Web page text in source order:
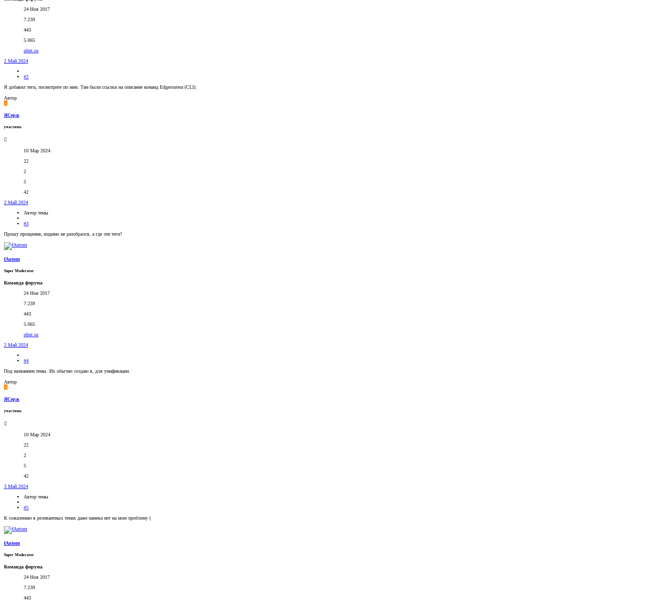
24 Ноя 2017
7.239
443
5.065
ubnt.su
2 Май 2024
#2
Я добавил теги, посмотрите по ним. Там были ссылки на описание команд Edgeroutera (CLI).
Автор
Я
ЯСерж
участник
10 Мар 2024
22
2
5
42
2 Май 2024
Автор темы
#3
Прошу прощения, видимо не разобрался, а где эти теги?
fAntom
Super Moderator
Команда форума
24 Ноя 2017
7.239
443
5.065
ubnt.su
2 Май 2024
#4
Под названием темы. Их обычно создаю я, для унификации.
Автор
Я
ЯСерж
участник
10 Мар 2024
22
2
5
42
3 Май 2024
Автор темы
#5
К сожалению в релевантных темах даже намека нет на мою проблему (
fAntom
Super Moderator
Команда форума
24 Ноя 2017
7.239
443